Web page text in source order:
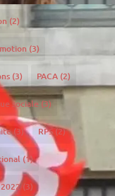
(2)
motion (3)
(3) PACA(2)
sociale(3)
(3) RPS(2)
(1)
(3)